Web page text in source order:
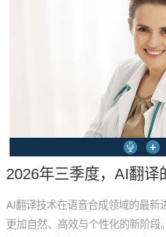
2026年三季度，AI翻译
AI翻译技术在语音合成领域的最新
更加自然、高效与个性化的新阶段